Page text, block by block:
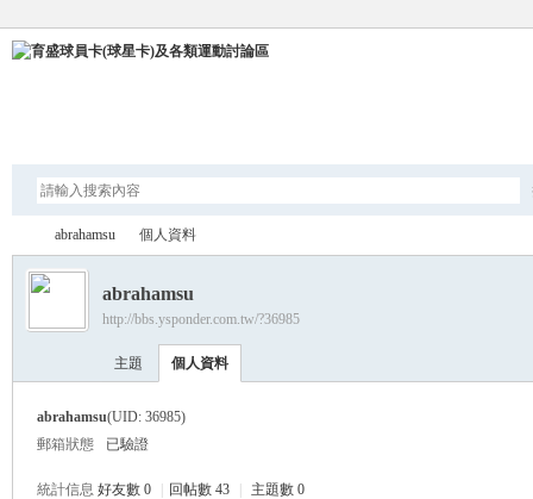
›
abrahamsu 個人資料
abrahamsu
http://bbs.ysponder.com.tw/?36985
主題 個人資料
abrahamsu(UID: 36985)
郵箱狀態
已驗證
統計信息 好友數 0 回帖數 43 主題數 0